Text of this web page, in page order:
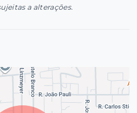
a alterações.